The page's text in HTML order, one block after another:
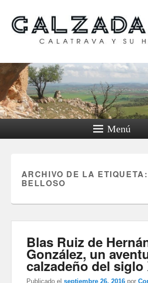
Calzada de
su
Menú
ARCHIVO DE LA ETIQUETA:
BELLOSO
Blas Ruiz de
González, un
calzadeño del siglo
Publicado el septiembre 26, 2016 por